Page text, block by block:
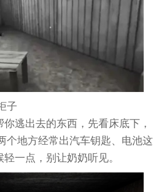
子
逃出去的东西，先看床底下，
个地方经常出汽车钥匙、电池这
一点，别让奶奶听见。